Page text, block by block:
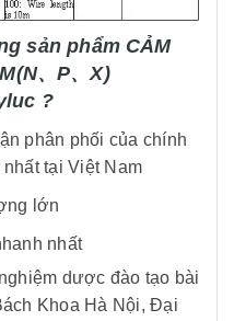
sản phẩm CẢM
、P、X)
?
phân phối của chính
tại Việt Nam
lớn
nhất
dược đào tạo bài
Khoa Hà Nội, Đại